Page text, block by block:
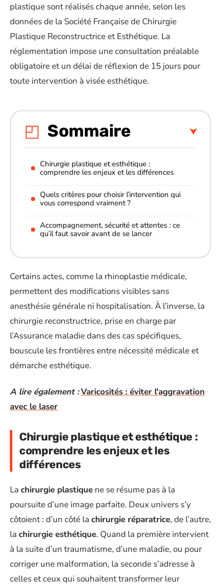
plastique sont réalisés chaque année, selon les
données de la Société Française de Chirurgie
Plastique Reconstructrice et Esthétique. La
réglementation impose une consultation préalable
obligatoire et un délai de réflexion de 15 jours pour
toute intervention à visée esthétique.
Sommaire
Chirurgie plastique et esthétique :
comprendre les enjeux et les différences
Quels critères pour choisir l’intervention qui
vous correspond vraiment ?
Accompagnement, sécurité et attentes : ce
qu’il faut savoir avant de se lancer
Certains actes, comme la rhinoplastie médicale,
permettent des modifications visibles sans
anesthésie générale ni hospitalisation. À l’inverse, la
chirurgie reconstructrice, prise en charge par
l’Assurance maladie dans des cas spécifiques,
bouscule les frontières entre nécessité médicale et
démarche esthétique.
A lire également :Varicosités : éviter l'aggravation
avec le laser
Chirurgie plastique et esthétique :
comprendre les enjeux et les
différences
La chirurgie plastique ne se résume pas à la
poursuite d’une image parfaite. Deux univers s’y
côtoient : d’un côté la chirurgie réparatrice, de l’autre,
la chirurgie esthétique. Quand la première intervient
à la suite d’un traumatisme, d’une maladie, ou pour
corriger une malformation, la seconde s’adresse à
celles et ceux qui souhaitent transformer leur